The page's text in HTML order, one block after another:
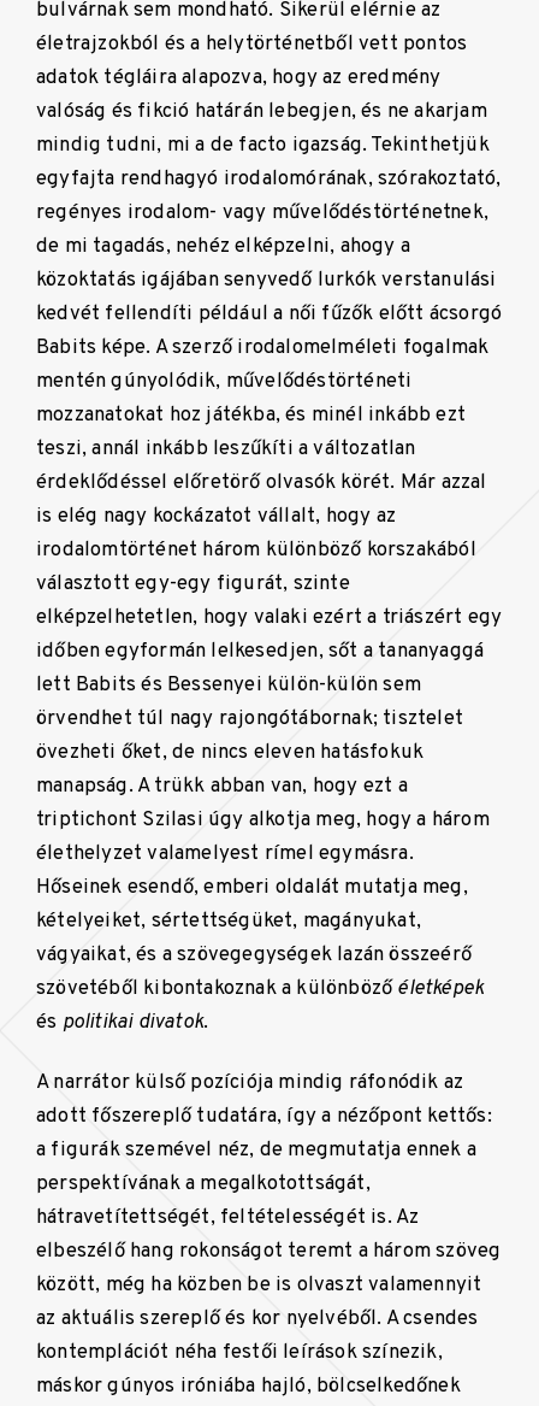
bulvárnak sem mondható. Sikerül elérnie az
életrajzokból és a helytörténetből vett pontos
adatok tégláira alapozva, hogy az eredmény
valóság és fikció határán lebegjen, és ne akarjam
mindig tudni, mi a de facto igazság. Tekinthetjük
egyfajta rendhagyó irodalomórának, szórakoztató,
regényes irodalom- vagy művelődéstörténetnek,
de mi tagadás, nehéz elképzelni, ahogy a
közoktatás igájában senyvedő lurkók verstanulási
kedvét fellendíti például a női fűzők előtt ácsorgó
Babits képe. A szerző irodalomelméleti fogalmak
mentén gúnyolódik, művelődéstörténeti
mozzanatokat hoz játékba, és minél inkább ezt
teszi, annál inkább leszűkíti a változatlan
érdeklődéssel előretörő olvasók körét. Már azzal
is elég nagy kockázatot vállalt, hogy az
irodalomtörténet három különböző korszakából
választott egy-egy figurát, szinte
elképzelhetetlen, hogy valaki ezért a triászért egy
időben egyformán lelkesedjen, sőt a tananyaggá
lett Babits és Bessenyei külön-külön sem
örvendhet túl nagy rajongótábornak; tisztelet
övezheti őket, de nincs eleven hatásfokuk
manapság. A trükk abban van, hogy ezt a
triptichont Szilasi úgy alkotja meg, hogy a három
élethelyzet valamelyest rímel egymásra.
Hőseinek esendő, emberi oldalát mutatja meg,
kételyeiket, sértettségüket, magányukat,
vágyaikat, és a szövegegységek lazán összeérő
szövetéből kibontakoznak a különbözőéletképek
és politikai divatok.
A narrátor külső pozíciója mindig ráfonódik az
adott főszereplő tudatára, így a nézőpont kettős:
a figurák szemével néz, de megmutatja ennek a
perspektívának a megalkotottságát,
hátravetítettségét, feltételességét is. Az
elbeszélő hang rokonságot teremt a három szöveg
között, még ha közben be is olvaszt valamennyit
az aktuális szereplő és kor nyelvéből. A csendes
kontemplációt néha festői leírások színezik,
máskor gúnyos iróniába hajló, bölcselkedőnek